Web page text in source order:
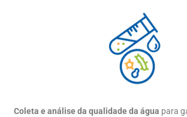
Coleta e análise da qualidade da água para